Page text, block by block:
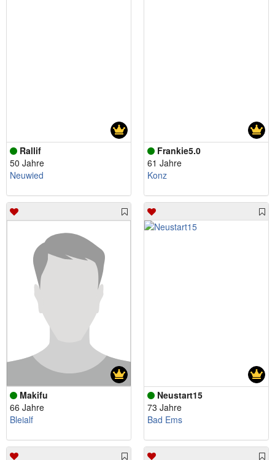
Rallif
50 Jahre
Neuwied
Frankie5.0
61 Jahre
Konz
Makifu
66 Jahre
Bleialf
Neustart15
73 Jahre
Bad Ems